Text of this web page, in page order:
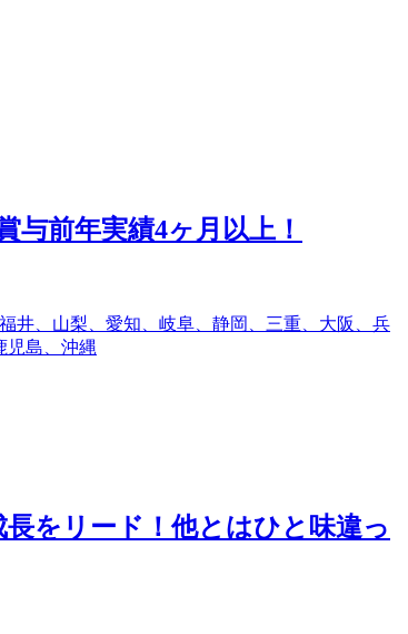
前年実績4ヶ月以上！
井、山梨、愛知、岐阜、静岡、三重、大阪、兵
児島、沖縄
をリード！他とはひと味違っ